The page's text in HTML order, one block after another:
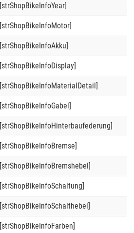
[strShopBikeInfoYear]
[strShopBikeInfoMotor]
[strShopBikeInfoAkku]
[strShopBikeInfoDisplay]
[strShopBikeInfoMaterialDetail]
[strShopBikeInfoGabel]
[strShopBikeInfoHinterbaufederung]
[strShopBikeInfoBremse]
[strShopBikeInfoBremshebel]
[strShopBikeInfoSchaltung]
[strShopBikeInfoSchalthebel]
[strShopBikeInfoFarben]